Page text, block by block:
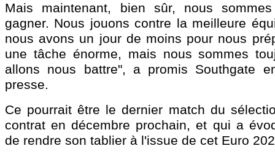
Mais maintenant, bien sûr, nous
gagner. Nous jouons contre la meilleure
nous avons un jour de moins pour nous
une tâche énorme, mais nous sommes
allons nous battre", a promis Southgate
presse.
Ce pourrait être le dernier match du
contrat en décembre prochain, et qui a
de rendre son tablier à l'issue de cet Euro